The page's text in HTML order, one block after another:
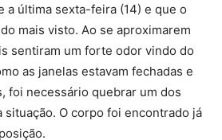
a última sexta-feira (14) e que o
mais visto. Ao se aproximarem
sentiram um forte odor vindo do
as janelas estavam fechadas e
foi necessário quebrar um dos
O corpo foi encontrado já